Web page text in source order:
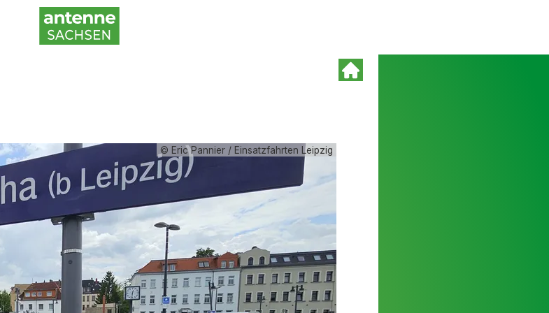
© Eric Pannier / Einsatzfahrten Leipzig